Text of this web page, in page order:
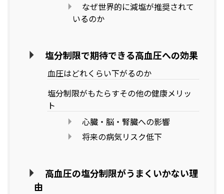
なぜ世界的に減塩が推奨されて
いるのか
塩分制限で期待できる高血圧への効果
血圧はどれくらい下がるのか
塩分制限がもたらすその他の健康メリッ
ト
心臓・脳・腎臓への影響
将来の病気リスク低下
高血圧の塩分制限がうまくいかない理
由